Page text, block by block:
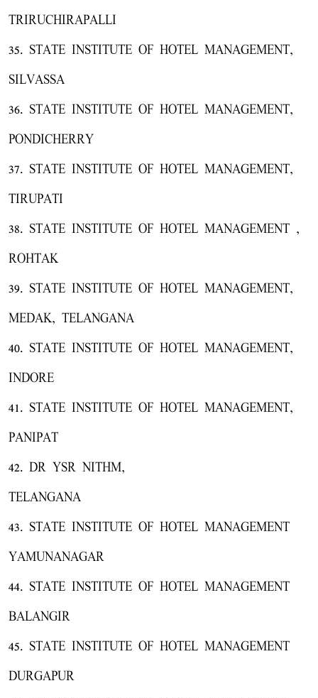
TRIRUCHIRAPALLI
35. STATE INSTITUTE OF HOTEL MANAGEMENT,
SILVASSA
36. STATE INSTITUTE OF HOTEL MANAGEMENT,
PONDICHERRY
37. STATE INSTITUTE OF HOTEL MANAGEMENT,
TIRUPATI
38. STATE INSTITUTE OF HOTEL MANAGEMENT ,
ROHTAK
39. STATE INSTITUTE OF HOTEL MANAGEMENT,
MEDAK, TELANGANA
40. STATE INSTITUTE OF HOTEL MANAGEMENT,
INDORE
41. STATE INSTITUTE OF HOTEL MANAGEMENT,
PANIPAT
42. DR YSR NITHM,
TELANGANA
43. STATE INSTITUTE OF HOTEL MANAGEMENT
YAMUNANAGAR
44. STATE INSTITUTE OF HOTEL MANAGEMENT
BALANGIR
45. STATE INSTITUTE OF HOTEL MANAGEMENT
DURGAPUR